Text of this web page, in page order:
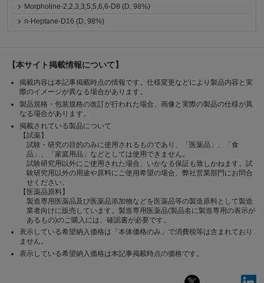
Morpholine-2,2,3,3,5,5,6,6-D8 (D, 98%)
n-Heptane-D16 (D, 98%)
【本サイト掲載情報について】
掲載内容は本記事掲載時点の情報です。仕様変更などにより製品内容と実
際のイメージが異なる場合があります。
製品規格・包装規格の改訂が行われた場合、画像と実際の製品の仕様が異
なる場合があります。
掲載されている製品について
【試薬】
試験・研究の目的のみに使用されるものであり、「医薬品」、「食
品」、「家庭用品」などとしては使用できません。
試験研究用以外にご使用された場合、いかなる保証も致しかねます。試
験研究用以外の用途や原料にご使用希望の場合、弊社営業部門にお問合
せください。
【医薬品原料】
製造専用医薬品及び医薬品添加物などを医薬品等の製造原料として製造
業者向けに販売しています。製造専用医薬品(製品名に製造専用の表示が
あるもの)のご購入には、確認書が必要です。
表示している希望納入価格は「本体価格のみ」で消費税等は含まれており
ません。
表示している希望納入価格は本記事掲載時点の価格です。